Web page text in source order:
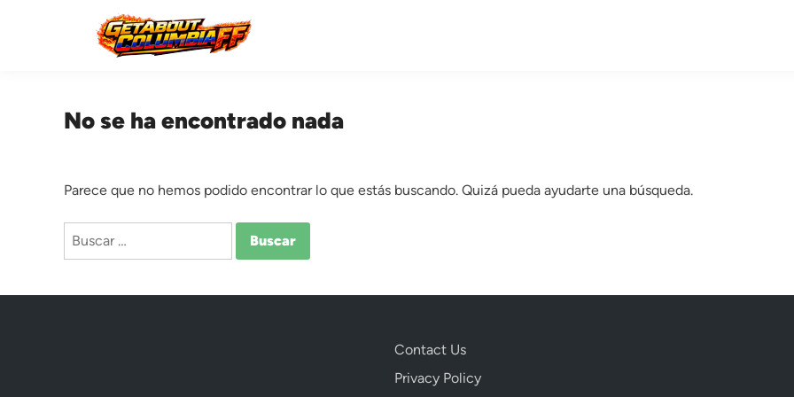
No se ha encontrado nada
Parece que no hemos podido encontrar lo que estás buscando. Quizá pueda ayudarte una búsqueda.
Buscar:
Contact Us
Privacy Policy